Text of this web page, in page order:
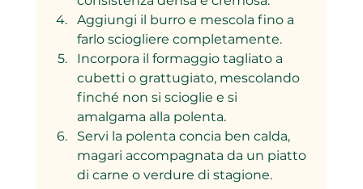
Aggiungi il burro e mescola fino a
farlo sciogliere completamente.
Incorpora il formaggio tagliato a
cubetti o grattugiato, mescolando
finché non si scioglie e si
amalgama alla polenta.
Servi la polenta concia ben calda,
magari accompagnata da un piatto
di carne o verdure di stagione.